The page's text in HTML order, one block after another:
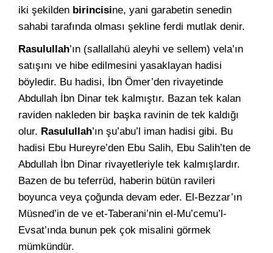
iki şekilden birincisine, yani garabetin senedin
sahabi tarafında olması şekline ferdi mutlak denir.
Rasulullah’ın (sallallahü aleyhi ve sellem) vela’ın
satışını ve hibe edilmesini yasaklayan hadisi
böyledir. Bu hadisi, İbn Ömer’den rivayetinde
Abdullah İbn Dinar tek kalmıştır. Bazan tek kalan
raviden nakleden bir başka ravinin de tek kaldığı
olur. Rasulullah’ın şu’abu’l iman hadisi gibi. Bu
hadisi Ebu Hureyre’den Ebu Salih, Ebu Salih’ten de
Abdullah İbn Dinar rivayetleriyle tek kalmışlardır.
Bazen de bu teferrüd, haberin bütün ravileri
boyunca veya çoğunda devam eder. El-Bezzar’ın
Müsned’in de ve et-Taberani’nin el-Mu’cemu’l-
Evsat’ında bunun pek çok misalini görmek
mümkündür.